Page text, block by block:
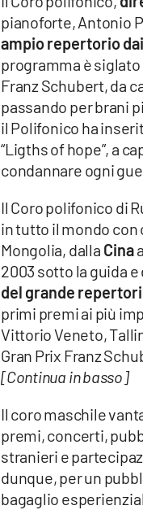
pianoforte, Antonio
ampio repertorio
programma è siglato
Franz Schubert, da
passando per brani
il Polifonico ha
“Ligths of hope”, a
condannare ogni
Il Coro polifonico di
in tutto il mondo
Mongolia, dalla Cina
2003 sotto la guida
del grande
primi premi ai più
Vittorio Veneto,
Gran Prix Franz
[Continua in basso]
Il coro maschile
premi, concerti,
stranieri e
dunque, per un
bagaglio